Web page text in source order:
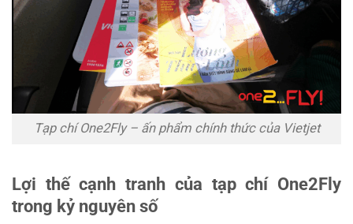
Tạp chí One2Fly – ấn phẩm chính thức của Vietjet
Lợi thế cạnh tranh của tạp chí One2Fly
trong kỷ nguyên số